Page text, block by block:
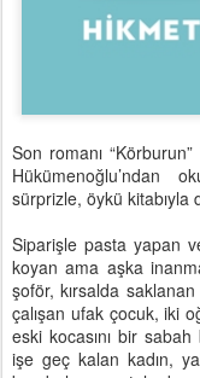
Son romanı
Hükümenoğlu’ndan
sürprizle, öykü
Siparişle pasta yapan
koyan ama aşka
şoför, kırsalda
çalışan ufak çocuk, iki
eski kocasını bir
işe geç kalan kadın,